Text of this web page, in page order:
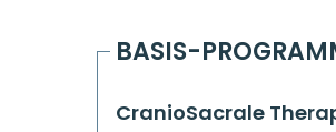
BASIS-
CranioSacrale